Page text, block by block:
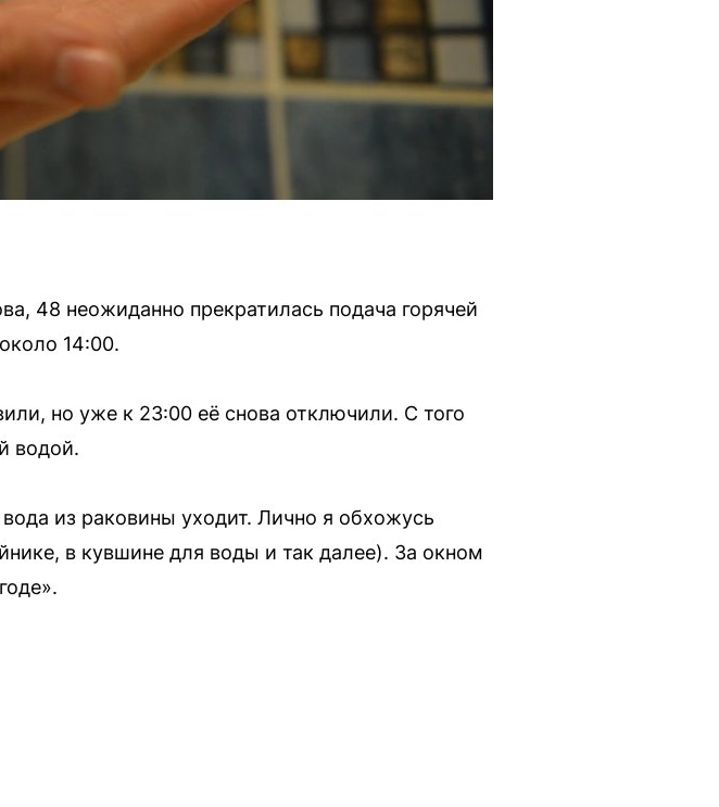
48 неожиданно прекратилась подача горячей
14:00.
но уже к 23:00 её снова отключили. С того
водой.
из раковины уходит. Лично я обхожусь
в кувшине для воды и так далее). За окном